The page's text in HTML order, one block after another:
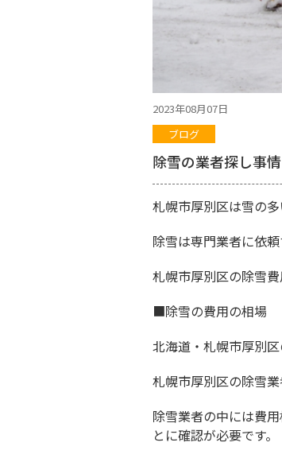
2023年08月07日
ブログ
除雪の業者探し事
札幌市厚別区は雪の
除雪は専門業者に依
札幌市厚別区の除雪
■除雪の費用の相場
北海道・札幌市厚別
札幌市厚別区の除雪業
除雪業者の中には費
とに確認が必要です。